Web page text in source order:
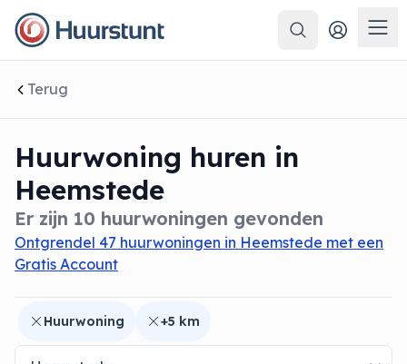
Zoeken
Terug
Huurwoning huren in
Heemstede
Er zijn 10 huurwoningen gevonden
Ontgrendel 47 huurwoningen in Heemstede met een
Gratis Account
sluiten
Huurwoning +5 km